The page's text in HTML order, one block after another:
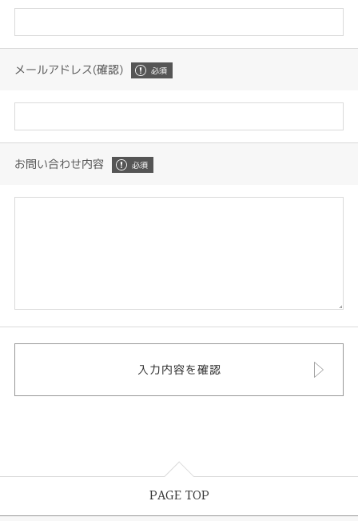
メールアドレス(確認)
お問い合わせ内容
PAGE TOP